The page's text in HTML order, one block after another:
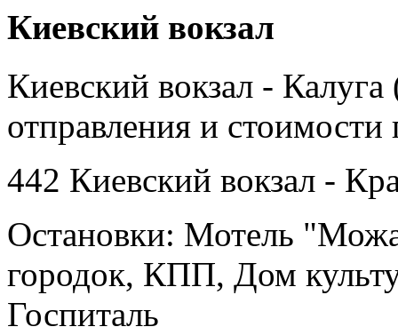
Киевский вокзал
Киевский вокзал -
отправления и стоимости
442 Киевский вокзал -
Остановки: Мотель
городок, КПП, Дом
Госпиталь